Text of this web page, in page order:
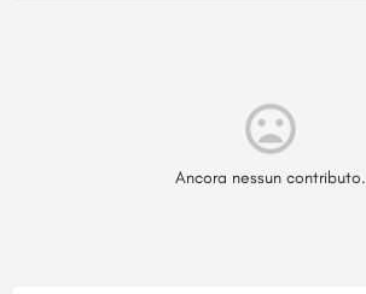
Ancora nessun contributo.